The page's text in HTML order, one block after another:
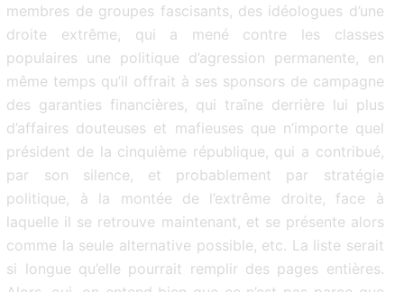
membres de groupes fascisants, des idéologues d’une
droite extrême, qui a mené contre les classes
populaires une politique d’agression permanente, en
même temps qu’il offrait à ses sponsors de campagne
des garanties financières, qui traîne derrière lui plus
d’affaires douteuses et mafieuses que n’importe quel
président de la cinquième république, qui a contribué,
par son silence, et probablement par stratégie
politique, à la montée de l’extrême droite, face à
laquelle il se retrouve maintenant, et se présente alors
comme la seule alternative possible, etc. La liste serait
si longue qu’elle pourrait remplir des pages entières.